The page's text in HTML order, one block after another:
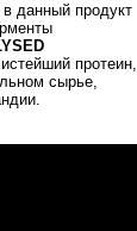
данный продукт
протеин,
сырье,